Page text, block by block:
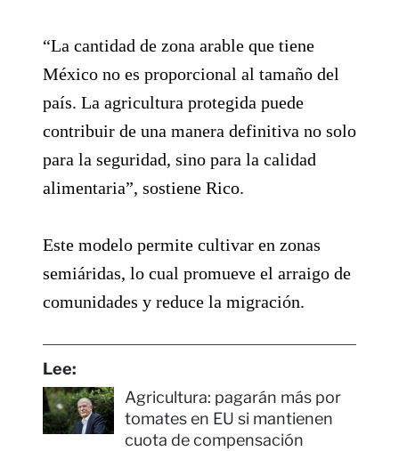
“La cantidad de zona arable que tiene
México no es proporcional al tamaño del
país. La agricultura protegida puede
contribuir de una manera definitiva no solo
para la seguridad, sino para la calidad
alimentaria”, sostiene Rico.
Este modelo permite cultivar en zonas
semiáridas, lo cual promueve el arraigo de
comunidades y reduce la migración.
Lee:
Agricultura: pagarán más por
tomates en EU si mantienen
cuota de compensación